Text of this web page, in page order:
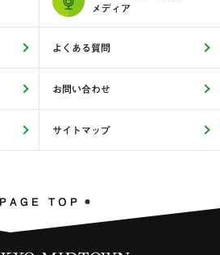
メディア
よくある質問
お問い合わせ
サイトマップ
PAGE TOP